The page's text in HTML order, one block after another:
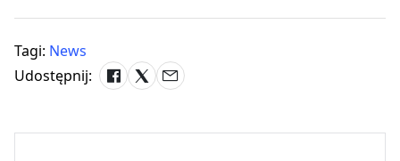
Tagi: News
Udostępnij: